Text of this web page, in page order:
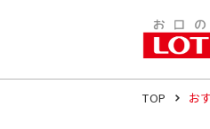
TOP お